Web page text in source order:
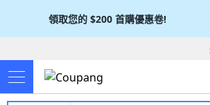
領取您的 $200 首購優惠卷!